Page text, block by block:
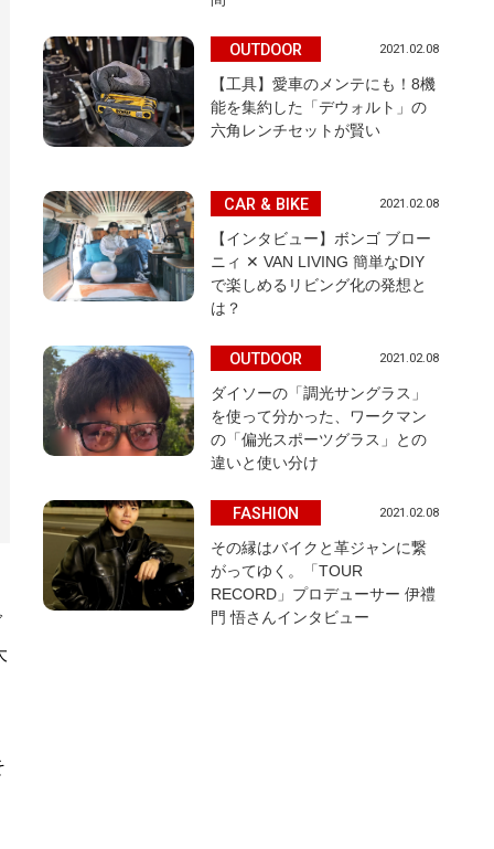
OUTDOOR 2021.02.08
【工具】愛車のメンテにも！8機
能を集約した「デウォルト」の
六角レンチセットが賢い
CAR & BIKE 2021.02.08
【インタビュー】ボンゴ ブロー
ニィ ✕ VAN LIVING 簡単なDIY
で楽しめるリビング化の発想と
は？
OUTDOOR 2021.02.08
ダイソーの「調光サングラス」
を使って分かった、ワークマン
の「偏光スポーツグラス」との
違いと使い分け
FASHION 2021.02.08
その縁はバイクと革ジャンに繋
がってゆく。「TOUR
RECORD」プロデューサー 伊禮
門 悟さんインタビュー